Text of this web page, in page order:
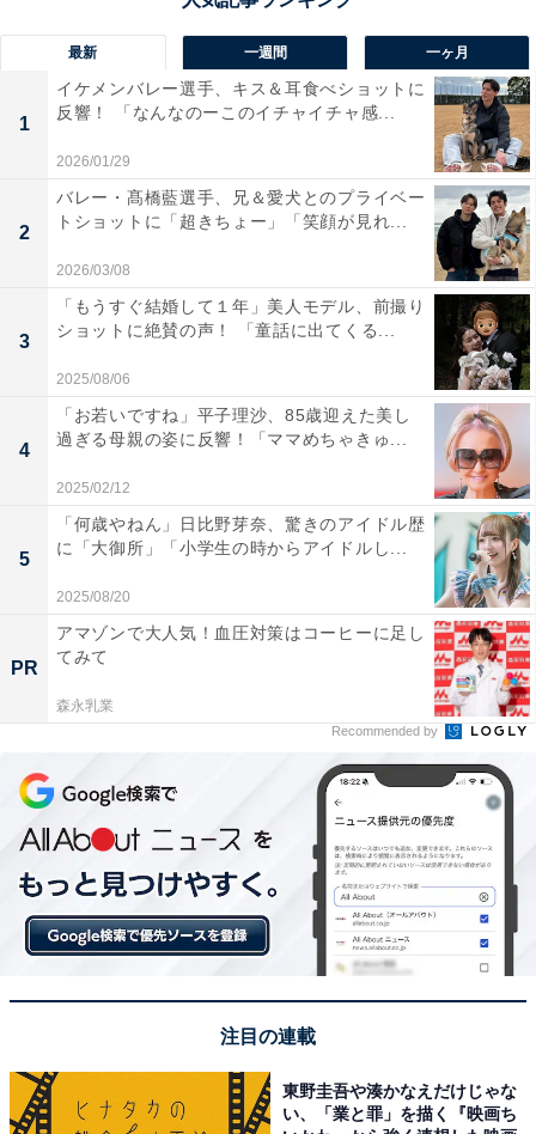
最新 一週間 一ヶ月
1
イケメンバレー選手、キス＆耳食べショットに
反響！ 「なんなのーこのイチャイチャ感...
2026/01/29
2
バレー・髙橋藍選手、兄＆愛犬とのプライベー
トショットに「超きちょー」「笑顔が見れ...
2026/03/08
3
「もうすぐ結婚して１年」美人モデル、前撮り
ショットに絶賛の声！ 「童話に出てくる...
2025/08/06
4
「お若いですね」平子理沙、85歳迎えた美し
過ぎる母親の姿に反響！「ママめちゃきゅ...
2025/02/12
5
「何歳やねん」日比野芽奈、驚きのアイドル歴
に「大御所」「小学生の時からアイドルし...
2025/08/20
PR
アマゾンで大人気！血圧対策はコーヒーに足し
てみて
森永乳業
Recommended by
注目の連載
東野圭吾や湊かなえだけじゃな
い、「業と罪」を描く『映画ち